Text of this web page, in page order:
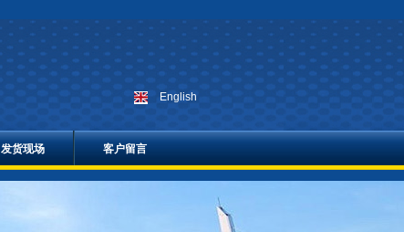
English
发货现场 客户留言